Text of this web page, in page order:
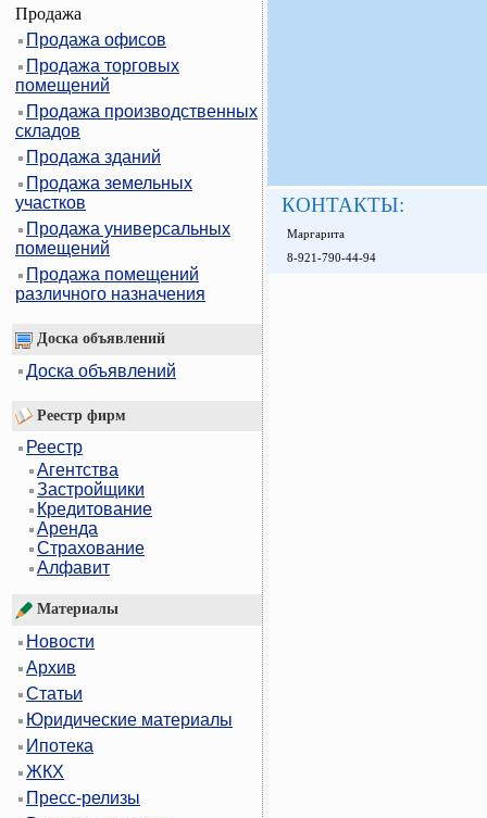
Продажа
Продажа офисов
Продажа торговых
помещений
Продажа производственных
складов
Продажа зданий
Продажа земельных
участков
Продажа универсальных
помещений
Продажа помещений
различного назначения
Доска объявлений
Доска объявлений
Реестр фирм
Реестр
Агентства
Застройщики
Кредитование
Аренда
Страхование
Алфавит
Материалы
Новости
Архив
Статьи
Юридические материалы
Ипотека
ЖКХ
Пресс-релизы
КОНТАКТЫ:
Маргарита
8-921-790-44-94